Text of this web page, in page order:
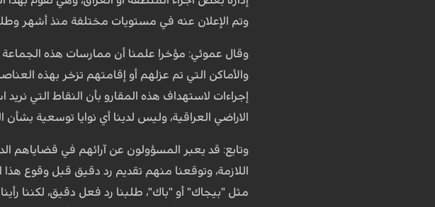
وتم الإعلان عنه في مستويات مختلفة منذ أشهر
وقال عموئي: مؤخرا علمنا أن ممارسات هذه الجماعة
والأماكن التي تم عزلهم أو إقامتهم تزخر بهذه
إجراءات لاستهداف هذه المقارو بأن النقاط التي نريد
الاراضي العراقية، وليس لدينا أي نوايا توسعية بشأن
وتابع: قد يعبر المسؤولون عن آرائهم في قضاياهم
اللازمة، وتوقعنا منهم تقديم رد دقيق قبل وقوع
مثل "بيجاك" أو "باك"، طلبنا رد فعل دقيق، لكننا